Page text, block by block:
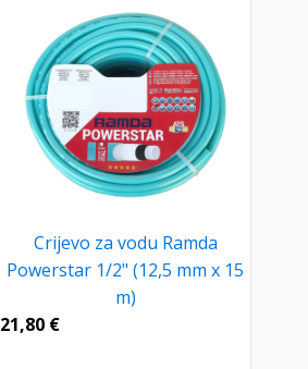
Crijevo za vodu Ramda
Powerstar 1/2" (12,5 mm x 15
m)
21,80 €